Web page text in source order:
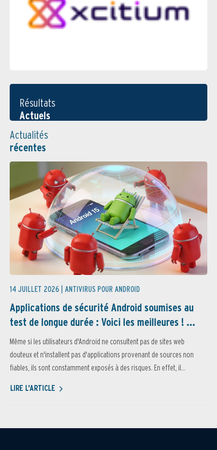
Résultats
Actuels
Actualités
récentes
14 JUILLET 2026 | ANTIVIRUS POUR ANDROID
Applications de sécurité Android soumises au
test de longue durée : Voici les meilleures ! ...
Même si les utilisateurs d'Android ne consultent pas de sites web
douteux et n'installent pas d'applications provenant de sources non
fiables, ils sont constamment exposés à des risques. En effet, il...
LIRE L'ARTICLE